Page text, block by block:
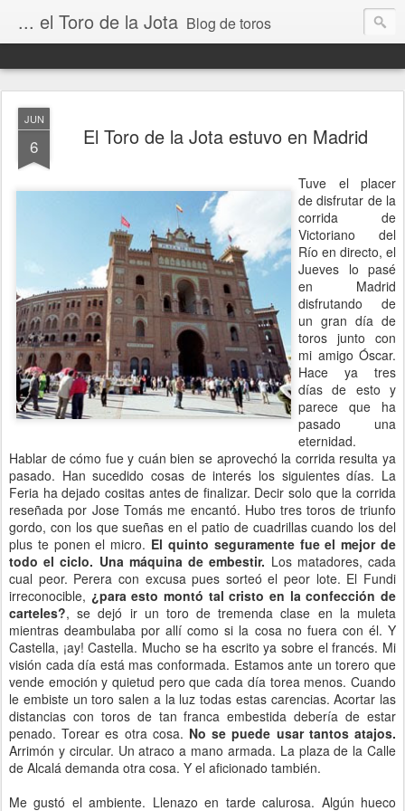
... el Toro de la Jota Blog de toros
JUN
6 El Toro de la Jota estuvo en Madrid
Tuve el placer
de disfrutar de la
corrida de
Victoriano del
Río en directo, el
Jueves lo pasé
en Madrid
disfrutando de
un gran día de
toros junto con
mi amigo Óscar.
Hace ya tres
días de esto y
parece que ha
pasado una
eternidad.
Hablar de cómo fue y cuán bien se aprovechó la corrida resulta ya
pasado. Han sucedido cosas de interés los siguientes días. La
Feria ha dejado cositas antes de finalizar. Decir solo que la corrida
reseñada por Jose Tomás me encantó. Hubo tres toros de triunfo
gordo, con los que sueñas en el patio de cuadrillas cuando los del
plus te ponen el micro. El quinto seguramente fue el mejor de
todo el ciclo. Una máquina de embestir. Los matadores, cada
cual peor. Perera con excusa pues sorteó el peor lote. El Fundi
irreconocible, ¿para esto montó tal cristo en la confección de
carteles?, se dejó ir un toro de tremenda clase en la muleta
mientras deambulaba por allí como si la cosa no fuera con él. Y
Castella, ¡ay! Castella. Mucho se ha escrito ya sobre el francés. Mi
visión cada día está mas conformada. Estamos ante un torero que
vende emoción y quietud pero que cada día torea menos. Cuando
le embiste un toro salen a la luz todas estas carencias. Acortar las
distancias con toros de tan franca embestida debería de estar
penado. Torear es otra cosa. No se puede usar tantos atajos.
Arrimón y circular. Un atraco a mano armada. La plaza de la Calle
de Alcalá demanda otra cosa. Y el aficionado también.
Me gustó el ambiente. Llenazo en tarde calurosa. Algún hueco